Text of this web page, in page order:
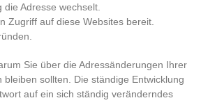
Adresse wechselt.
Zugriff auf diese Websites bereit.
Sie über die Adressänderungen Ihrer
sollten. Die ständige Entwicklung
auf ein sich ständig veränderndes